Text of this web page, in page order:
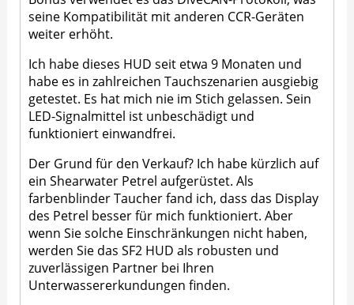
seine Kompatibilität mit anderen CCR-Geräten
weiter erhöht.
Ich habe dieses HUD seit etwa 9 Monaten und
habe es in zahlreichen Tauchszenarien ausgiebig
getestet. Es hat mich nie im Stich gelassen. Sein
LED-Signalmittel ist unbeschädigt und
funktioniert einwandfrei.
Der Grund für den Verkauf? Ich habe kürzlich auf
ein Shearwater Petrel aufgerüstet. Als
farbenblinder Taucher fand ich, dass das Display
des Petrel besser für mich funktioniert. Aber
wenn Sie solche Einschränkungen nicht haben,
werden Sie das SF2 HUD als robusten und
zuverlässigen Partner bei Ihren
Unterwassererkundungen finden.